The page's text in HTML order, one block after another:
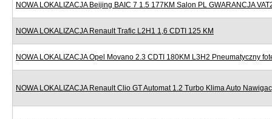
NOWA LOKALIZACJA Beijing BAIC 7 1.5 177KM Salon PL GWARANCJA
NOWA LOKALIZACJA Renault Trafic L2H1 1,6 CDTI 125 KM
NOWA LOKALIZACJA Opel Movano 2.3 CDTI 180KM L3H2 Pneumatyczny
NOWA LOKALIZACJA Renault Clio GT Automat 1.2 Turbo Klima Auto